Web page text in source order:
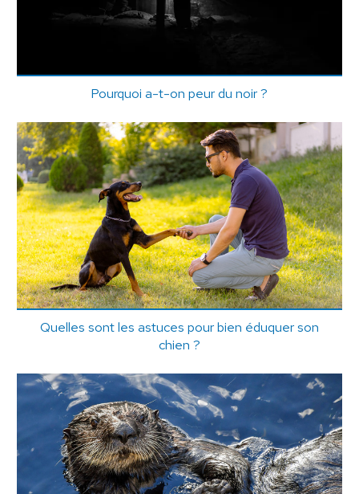
Pourquoi a-t-on peur du noir ?
Quelles sont les astuces pour bien éduquer son
chien ?